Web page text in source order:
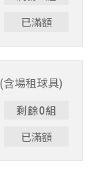
已滿額
動樂趣！ 如
行，POA將視
因天候因素
請參閱【報名
規則。
場租球具)
剩餘0組
已滿額